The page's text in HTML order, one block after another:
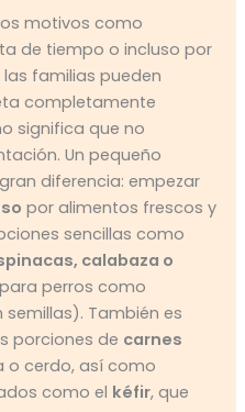
motivos como
de tiempo o incluso por
familias pueden
completamente
significa que no
Un pequeño
diferencia: empezar
por alimentos frescos y
sencillas como
calabaza o
perros como
semillas). También es
porciones de carnes
o cerdo, así como
como el kéfir, que